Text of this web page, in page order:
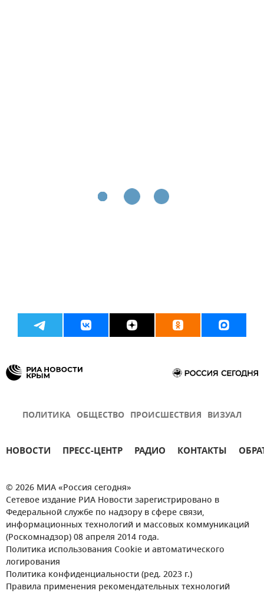
ПОЛИТИКА ОБЩЕСТВО ПРОИСШЕСТВИЯ ВИЗУАЛ
НОВОСТИ ПРЕСС-ЦЕНТР РАДИО КОНТАКТЫ
© 2026 МИА «Россия сегодня»
Сетевое издание РИА Новости зарегистрировано в
Федеральной службе по надзору в сфере связи,
информационных технологий и массовых коммуникаций
(Роскомнадзор) 08 апреля 2014 года.
Политика использования Cookie и автоматического
логирования
Политика конфиденциальности (ред. 2023 г.)
Правила применения рекомендательных технологий